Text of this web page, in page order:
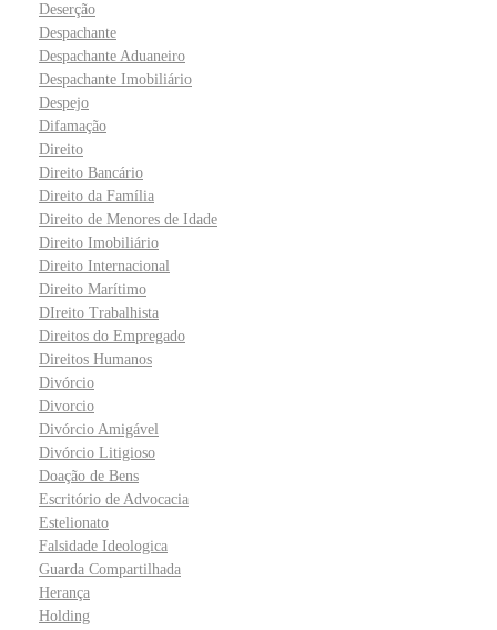
Deserção
Despachante
Despachante Aduaneiro
Despachante Imobiliário
Despejo
Difamação
Direito
Direito Bancário
Direito da Família
Direito de Menores de Idade
Direito Imobiliário
Direito Internacional
Direito Marítimo
DIreito Trabalhista
Direitos do Empregado
Direitos Humanos
Divórcio
Divorcio
Divórcio Amigável
Divórcio Litigioso
Doação de Bens
Escritório de Advocacia
Estelionato
Falsidade Ideologica
Guarda Compartilhada
Herança
Holding